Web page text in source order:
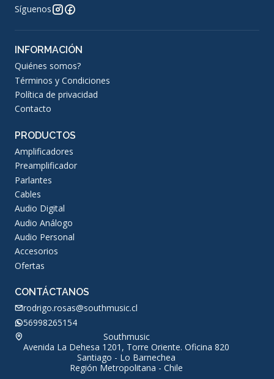
Síguenos
INFORMACIÓN
Quiénes somos?
Términos y Condiciones
Política de privacidad
Contacto
PRODUCTOS
Amplificadores
Preamplificador
Parlantes
Cables
Audio Digital
Audio Análogo
Audio Personal
Accesorios
Ofertas
CONTÁCTANOS
rodrigo.rosas@southmusic.cl
56998265154
Southmusic
Avenida La Dehesa 1201, Torre Oriente. Oficina 820
Santiago - Lo Barnechea
Región Metropolitana - Chile